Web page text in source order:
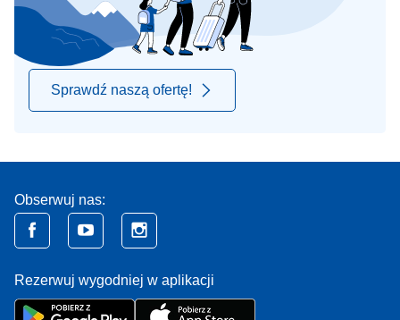
Sprawdź naszą ofertę!
Obserwuj nas:
Rezerwuj wygodniej w aplikacji